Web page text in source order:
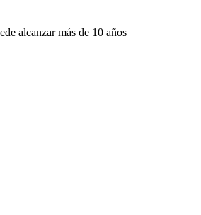
alcanzar más de 10 años